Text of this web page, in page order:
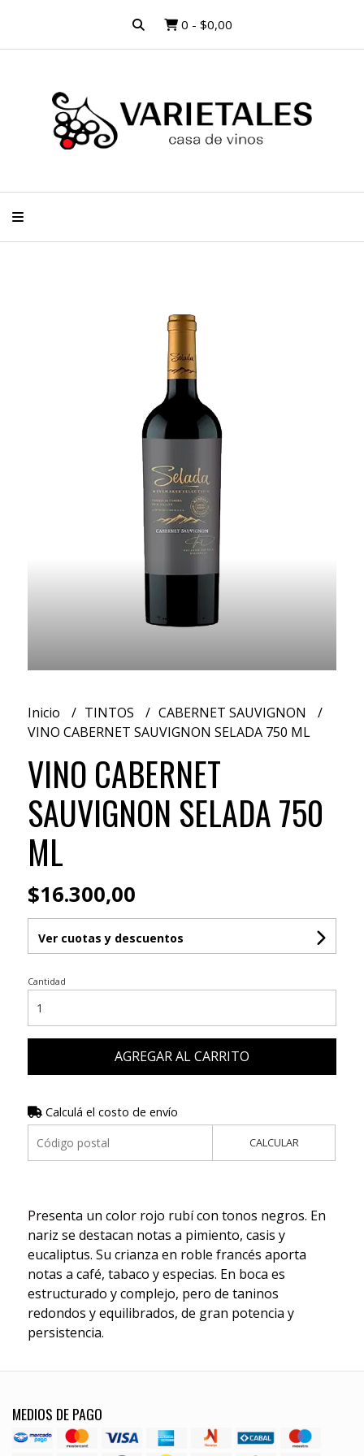
0 - $0,00
Inicio TINTOS
CABERNET SAUVIGNON
VINO CABERNET SAUVIGNON SELADA 750 ML
VINO CABERNET
SAUVIGNON SELADA 750
ML
$16.300,00
Ver cuotas y descuentos
Cantidad
AGREGAR AL CARRITO
Calculá el costo de envío
CALCULAR
Presenta un color rojo rubí con tonos negros. En
nariz se destacan notas a pimiento, casis y
eucaliptus. Su crianza en roble francés aporta
notas a café, tabaco y especias. En boca es
estructurado y complejo, pero de taninos
redondos y equilibrados, de gran potencia y
persistencia.
MEDIOS DE PAGO